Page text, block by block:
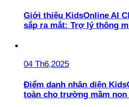
Giới thiệu KidsOnline AI
sắp ra mắt: Trợ lý thông
04 Th6,2025
Điểm danh nhận diện
toàn cho trường mầm